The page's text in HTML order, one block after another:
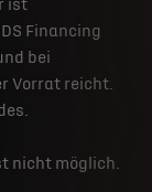
ist
Financing
bei
Vorrat reicht.
nicht möglich.